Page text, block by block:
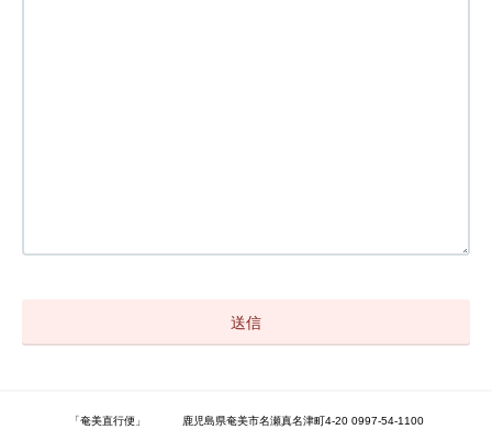
「奄美直行便」 鹿児島県奄美市名瀬真名津町4-20 0997-54-1100